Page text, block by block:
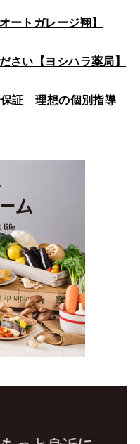
ートガレージ翔】
さい【ヨシハラ薬局】
保証 理想の個別指導